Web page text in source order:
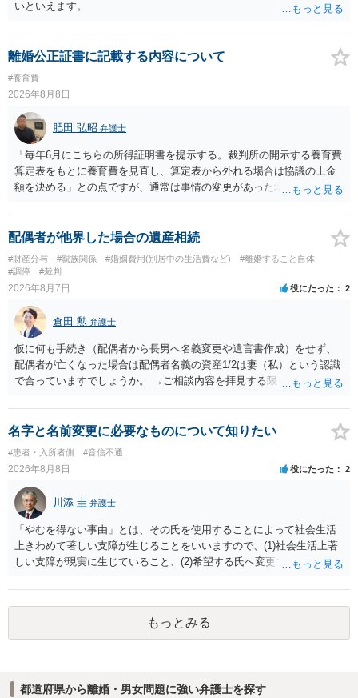
いといえます。
離婚公正証書に記載する内容について
#養育費
2026年8月8日
肥田 弘昭 弁護士
「毎年6月にこちらの所得証明書を提示する。裁判所の開示する養育費
算定表をもとに養育費を見直し、算定表から外れる場合は協議の上金
額を決める」との点ですが、通常は事情の変更があった場合に変更し
来なかった事情の変更により双方協議の上増減出来る」と「通知義務
に勤務先」が含まれているので、私に収入が入った事は相手に通知が
行く事になり、上記のような文言が無くても養育費の見直しは適宜出
来るかと思うのですが違うのでしょうか？との点はそのとおりかと思
います。養育費は事情の変更があった場合に変更するので毎年見直す
配偶者が他界した場合の遺産相続
#財産分与 #親族関係 #婚姻費用(別居中の生活費など)
#離婚すること自体
#調停
#裁判
2026年8月7日 役にたった 2
倉田 勲 弁護士
仮に何も手続き（配偶者から長男へ名義変更や遺言書作成）をせず、
配偶者が亡くなった場合は配偶者名義の資産1/2は妻（私）という認識
で合っていますでしょうか。 →ご相談内容を拝見する限りでは、その
完全に所有する場合は、他の相続人に対して自宅の評価額の１/２の代
償金の支払いが必要になります。
名字と名前変更に必要なものについて知りたい
#患者・入所者側 #音信不通
2026年8月8日 役にたった 2
川添 圭 弁護士
「やむを得ない事由」とは、その氏を使用することによって社会生活
上きわめて著しい支障が生じることをいいますので、(1)社会生活上著
しい支障が現実に生じていること、(2)希望する氏へ変更できればその
できるかどうかがポイントです。 記録中に現れた一切の事情が判断対
象ですので、上記(1)と(2)を説明できる資料は全て（ただし理路整然
に）提出することが必要になります。「フラッシュバック」とのこと
なので、例えば、医学上確立されているPTSDの診断基準に合致した説
護士へ依頼しても苦労することが強く予想されるところです。、もし
もっとみる
都道府県から離婚・男女問題に強い弁護士を探す